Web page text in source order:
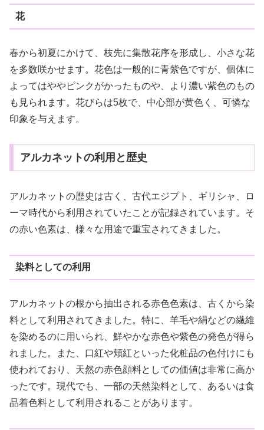
花
春から初夏にかけて、枝先に集散花序を形成し、小さな花
を多数咲かせます。花色は一般的に青紫色ですが、個体に
よってはややピンクがかったものや、より濃い紫色のもの
も見られます。花びらは5枚で、中心部が黄色く、可憐な
印象を与えます。
アルカネットの利用と歴史
アルカネットの歴史は古く、古代エジプト、ギリシャ、ロ
ーマ時代から利用されていたことが記録されています。そ
の赤い色素は、様々な用途で重宝されてきました。
染料としての利用
アルカネットの根から抽出される赤色色素は、古くから染
料として利用されてきました。特に、羊毛や絹などの繊維
を染めるのに用いられ、鮮やかな赤色や紫色の発色が得ら
れました。また、口紅や頬紅といった化粧品の色付けにも
使われており、天然の赤色顔料としての価値は非常に高か
ったです。現代でも、一部の天然染料として、あるいは食
品着色料として利用されることがあります。